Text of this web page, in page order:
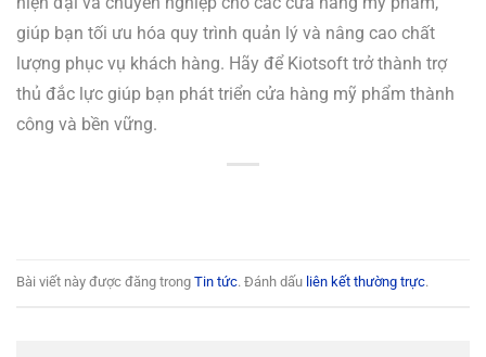
giúp bạn tối ưu hóa quy trình quản lý và nâng cao chất
lượng phục vụ khách hàng. Hãy để Kiotsoft trở thành trợ
thủ đắc lực giúp bạn phát triển cửa hàng mỹ phẩm thành
công và bền vững.
Bài viết này được đăng trong Tin tức. Đánh dấu liên kết thường trực.